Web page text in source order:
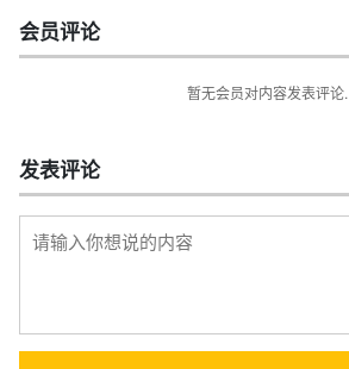
会员评论
暂无会员对内容发表评论.
发表评论